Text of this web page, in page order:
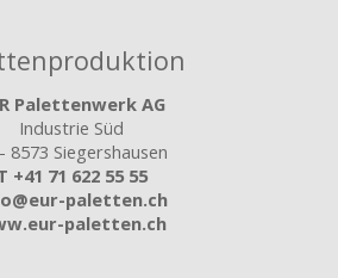
Palettenwerk AG
Industrie Süd
8573 Siegershausen
+41 71 622 55 55
paletten.ch
paletten.ch